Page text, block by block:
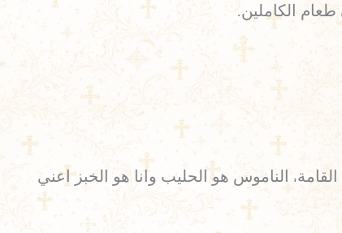
طعام الكاملين.
الناموس هو الحليب وانا هو الخبز اعني